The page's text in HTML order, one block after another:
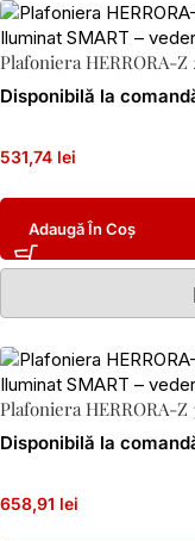
Plafoniera HERRORA-Z
Disponibilă la
531,74 lei
Adaugă În Coș
Plafoniera HERRORA-Z
Disponibilă la
658,91 lei